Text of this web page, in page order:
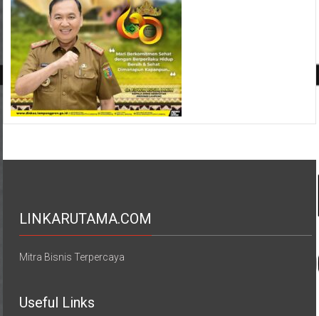
LINKARUTAMA.COM
Mitra Bisnis Terpercaya
Useful Links